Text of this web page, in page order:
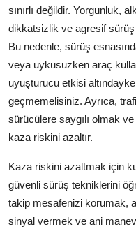
sınırlı değildir. Yorgunluk,
dikkatsizlik ve agresif sürüş
Bu nedenle, sürüş
veya uykusuzken araç
uyuşturucu etkisi
geçmemelisiniz. Ayrıca,
sürücülere saygılı olmak
kaza riskini azaltır.
Kaza riskini azaltmak için
güvenli sürüş tekniklerini
takip mesafenizi korumak,
sinyal vermek ve ani